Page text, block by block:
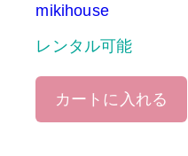
mikihouse
レンタル可能
カートに入れる